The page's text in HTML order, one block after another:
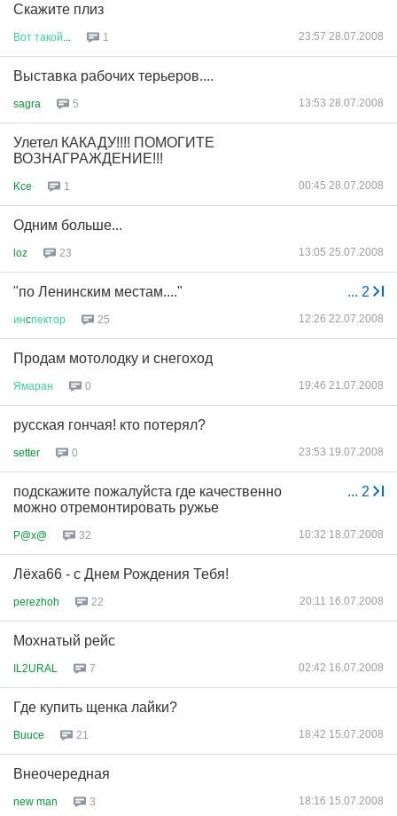
Скажите плиз
Вот такой 1 23:57 28.07.2008
Выставка рабочих терьеров....
sagra 5 13:53 28.07.2008
Улетел КАКАДУ!!!! ПОМОГИТЕ
ВОЗНАГРАЖДЕНИЕ!!!
Kce 1 00:45 28.07.2008
Одним больше...
loz 23 13:05 25.07.2008
... 2
"по Ленинским местам...."
инcпектор 25 12:26 22.07.2008
Продам мотолодку и снегоход
Ямаран 0 19:46 21.07.2008
русская гончая! кто потерял?
setter 0 23:53 19.07.2008
... 2
подскажите пожалуйста где качественно
можно отремонтировать ружье
P@x@ 32 10:32 18.07.2008
Лёха66 - с Днем Рождения Тебя!
perezhoh 22 20:11 16.07.2008
Мохнатый рейс
IL2URAL 7 02:42 16.07.2008
Где купить щенка лайки?
Buuce 21 18:42 15.07.2008
Внеочередная
new man 3 18:16 15.07.2008